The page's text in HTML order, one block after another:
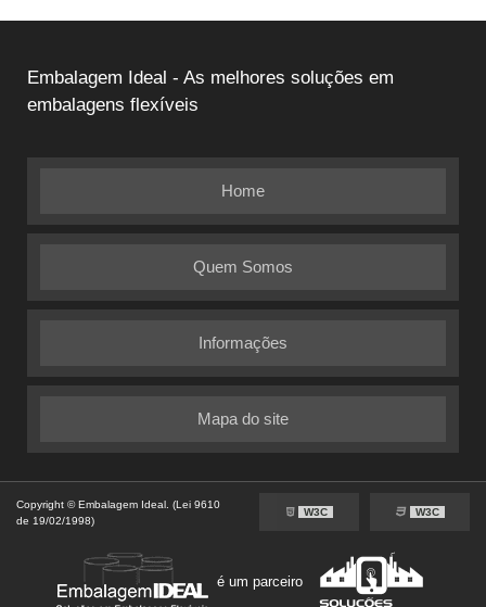
Embalagem Ideal - As melhores soluções em
embalagens flexíveis
Home
Quem Somos
Informações
Mapa do site
Copyright © Embalagem Ideal. (Lei 9610
de 19/02/1998)
W3C W3C
é um parceiro